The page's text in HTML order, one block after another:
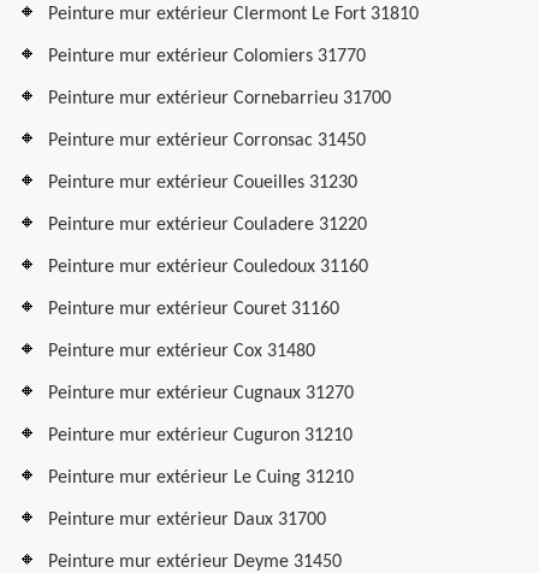
Peinture mur extérieur Clermont Le Fort 31810
Peinture mur extérieur Colomiers 31770
Peinture mur extérieur Cornebarrieu 31700
Peinture mur extérieur Corronsac 31450
Peinture mur extérieur Coueilles 31230
Peinture mur extérieur Couladere 31220
Peinture mur extérieur Couledoux 31160
Peinture mur extérieur Couret 31160
Peinture mur extérieur Cox 31480
Peinture mur extérieur Cugnaux 31270
Peinture mur extérieur Cuguron 31210
Peinture mur extérieur Le Cuing 31210
Peinture mur extérieur Daux 31700
Peinture mur extérieur Deyme 31450